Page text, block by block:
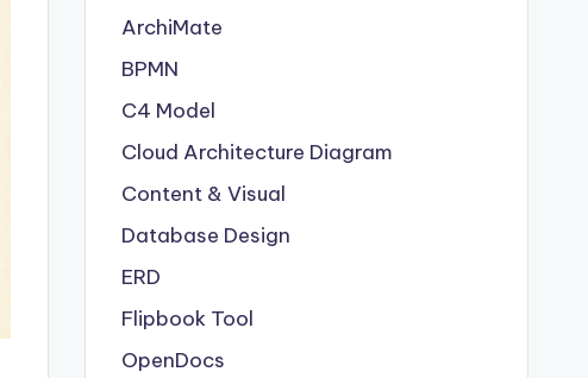
ArchiMate
BPMN
C4 Model
Cloud Architecture Diagram
Content & Visual
Database Design
ERD
Flipbook Tool
OpenDocs